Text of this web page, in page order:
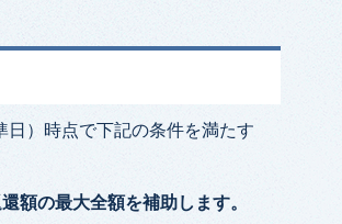
）時点で下記の条件を満たす
額の最大全額を補助します。